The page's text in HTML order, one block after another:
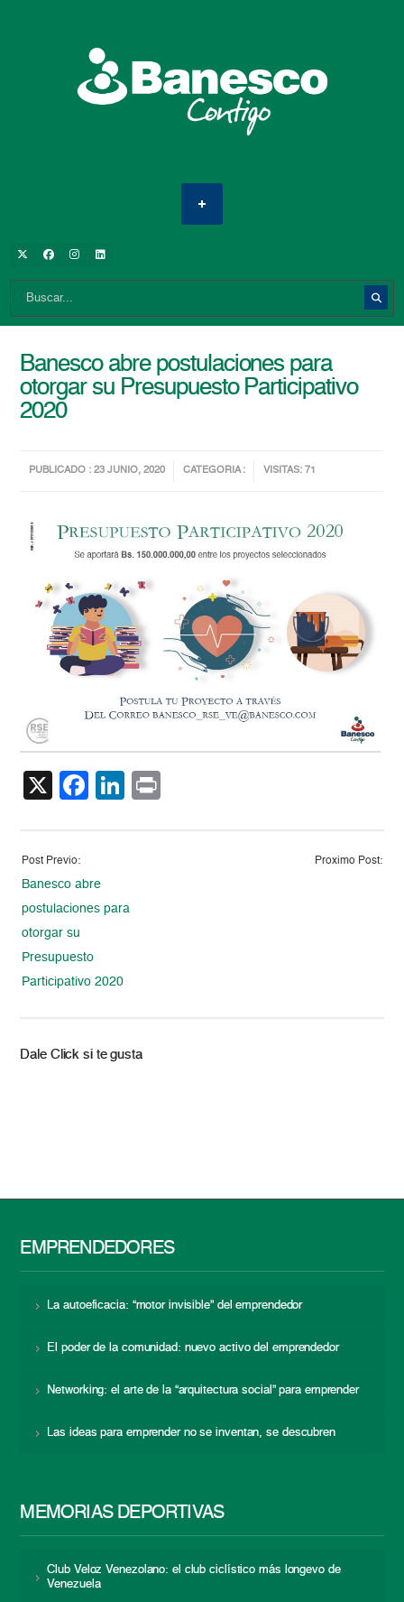
Banesco abre postulaciones para
otorgar su Presupuesto Participativo
2020
PUBLICADO : 23 JUNIO, 2020 CATEGORIA : VISITAS: 71
X Facebook
LinkedIn
Post Previo:
Banesco abre
postulaciones para
otorgar su
Presupuesto
Participativo 2020
Proximo Post:
Dale Click si te gusta
EMPRENDEDORES
La autoeficacia: “motor invisible” del emprendedor
El poder de la comunidad: nuevo activo del emprendedor
Networking: el arte de la “arquitectura social” para emprender
Las ideas para emprender no se inventan, se descubren
MEMORIAS DEPORTIVAS
Club Veloz Venezolano: el club ciclístico más longevo de
Venezuela